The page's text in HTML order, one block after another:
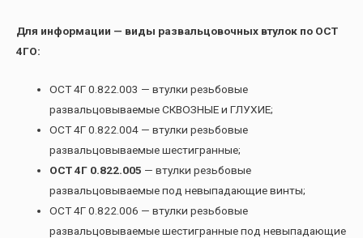
Для информации — виды развальцовочных втулок по ОСТ
4ГО:
ОСТ 4Г 0.822.003 — втулки резьбовые
развальцовываемые СКВОЗНЫЕ и ГЛУХИЕ;
ОСТ 4Г 0.822.004 — втулки резьбовые
развальцовываемые шестигранные;
ОСТ 4Г 0.822.005 — втулки резьбовые
развальцовываемые под невыпадающие винты;
ОСТ 4Г 0.822.006 — втулки резьбовые
развальцовываемые шестигранные под невыпадающие